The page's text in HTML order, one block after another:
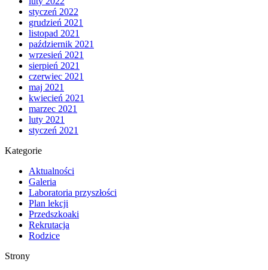
styczeń 2022
grudzień 2021
listopad 2021
październik 2021
wrzesień 2021
sierpień 2021
czerwiec 2021
maj 2021
kwiecień 2021
marzec 2021
luty 2021
styczeń 2021
Kategorie
Aktualności
Galeria
Laboratoria przyszłości
Plan lekcji
Przedszkoaki
Rekrutacja
Rodzice
Strony